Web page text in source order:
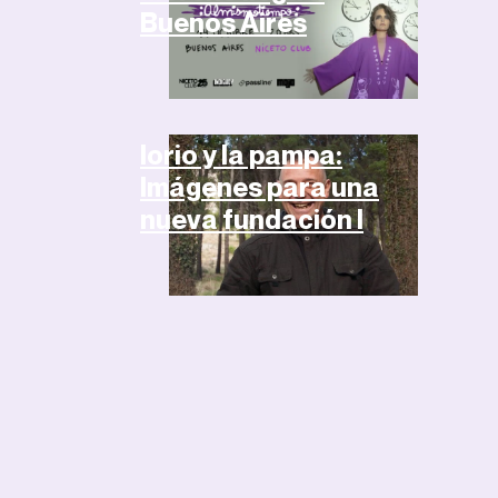
Buenos Aires
Artículos
Iorio y la pampa:
Imágenes para una
nueva fundación I